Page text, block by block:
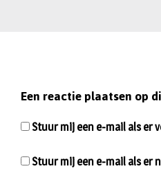
Een reactie plaatsen op
Stuur mij een e-mail als er
Stuur mij een e-mail als er